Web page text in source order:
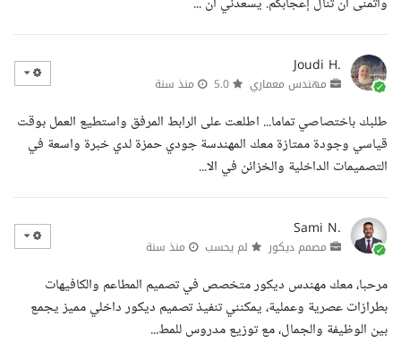
Joudi H.
مهندس معماري منذ سنة
طلبك باختصاصي تماما... اطلعت على الرابط المرفق واستطيع العمل بوقت
قياسي وجودة ممتازة معك المهندسة جودي حمزة لدي خبرة واسعة في
التصميمات الداخلية والخزائن في الا...
Sami N.
مصمم ديكور لم يحسب منذ سنة
مرحبا، معك مهندس ديكور متخصص في تصميم المطاعم والكافيهات
بطرازات عصرية وعملية، يمكنني تنفيذ تصميم ديكور داخلي مميز يجمع
بين الوظيفة والجمال، مع توزيع مدروس للمط...